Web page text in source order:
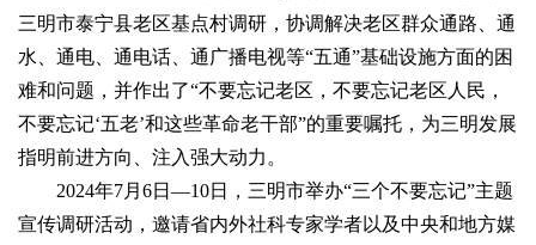
三明市泰宁县老区基点村调研，协调解决老区群众通路、通
水、通电、通电话、通广播电视等“五通”基础设施方面的困
难和问题，并作出了“不要忘记老区，不要忘记老区人民，
不要忘记‘五老’和这些革命老干部”的重要嘱托，为三明发展
指明前进方向、注入强大动力。
2024年7月6日—10日，三明市举办“三个不要忘记”主题
宣传调研活动，邀请省内外社科专家学者以及中央和地方媒